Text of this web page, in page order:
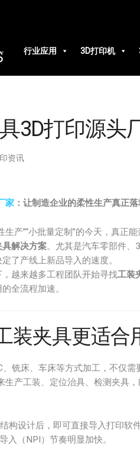
行业应用
3D打印机
3D打印源头
资讯
家 ：让制造企业的柔性生产真正
产”“小批量定制”的今天，真正
具解决方案。尤其是汽车零部件、
了产线上新品导入的速度。
越来越多工程团队开始寻找工装
全流程加速。
装夹具更适合
铣床、车床等方式加工，不仅
生产工装、定位治具、检测夹具
构设计后，即可直接导入打印软
入（NPI）节奏明显加快。